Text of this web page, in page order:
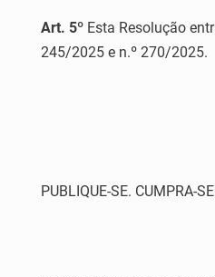
Art. 5ºEsta Resolução
245/2025 e n.º 270/2025.
PUBLIQUE-SE. CUMPRA-